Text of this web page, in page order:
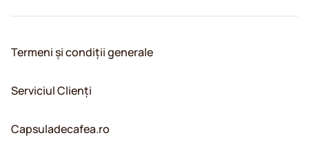
Termeni și condiții generale
Serviciul Clienți
Capsuladecafea.ro